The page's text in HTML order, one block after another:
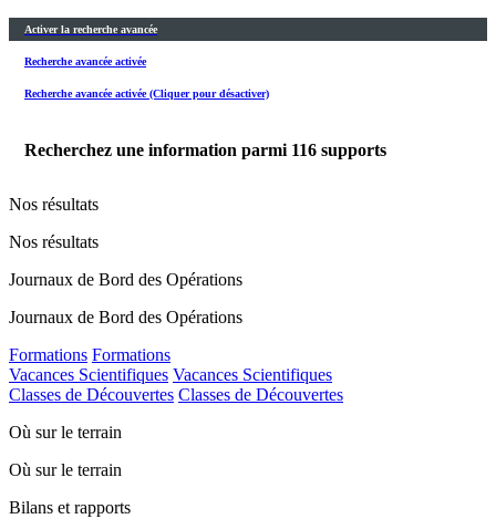
Activer la recherche avancée
Recherche avancée activée
Recherche avancée activée (Cliquer pour désactiver)
Recherchez une information parmi 116 supports
Nos résultats
Nos résultats
Journaux de Bord des Opérations
Journaux de Bord des Opérations
Formations Formations
Vacances Scientifiques Vacances Scientifiques
Classes de Découvertes Classes de Découvertes
Où sur le terrain
Où sur le terrain
Bilans et rapports